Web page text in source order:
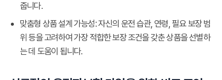
줍니다.
맞춤형 상품 설계 가능성:자신의 운전 습관, 연령, 필요 보장 범
위 등을 고려하여 가장 적합한 보장 조건을 갖춘 상품을 선별하
는 데 도움이 됩니다.